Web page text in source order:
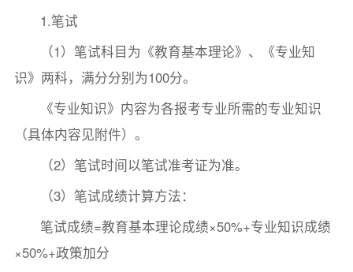
1.笔试
（1）笔试科目为《教育基本理论》、《专业知
识》两科，满分分别为100分。
《专业知识》内容为各报考专业所需的专业知识
（具体内容见附件）。
（2）笔试时间以笔试准考证为准。
（3）笔试成绩计算方法：
笔试成绩=教育基本理论成绩×50%+专业知识成绩
×50%+政策加分